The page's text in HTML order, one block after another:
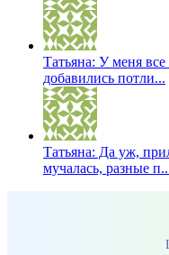
Татьяна: У меня
добавились потли...
Татьяна: Да уж,
мучалась, разные